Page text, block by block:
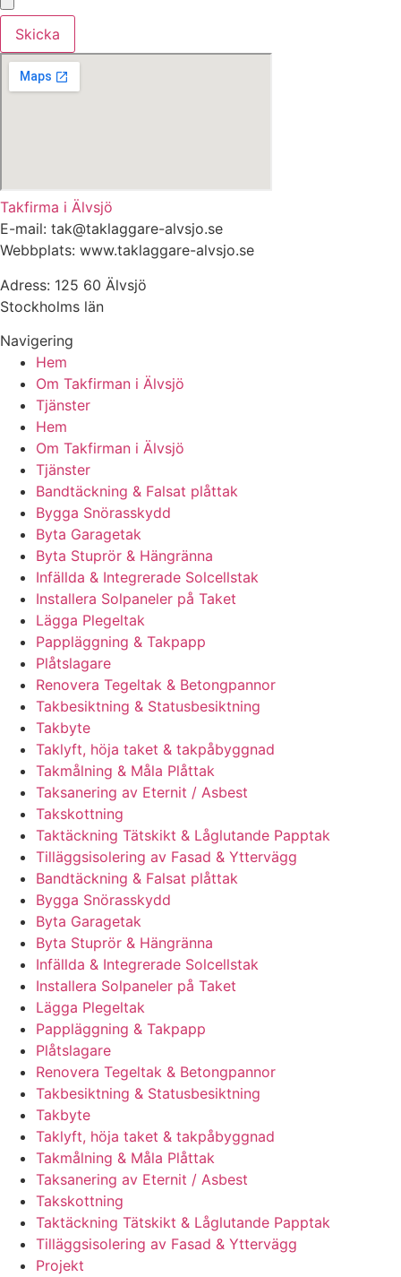
Skicka
Takfirma i Älvsjö
E-mail: tak@taklaggare-alvsjo.se
Webbplats: www.taklaggare-alvsjo.se
Adress: 125 60 Älvsjö
Stockholms län
Navigering
Hem
Om Takfirman i Älvsjö
Tjänster
Hem
Om Takfirman i Älvsjö
Tjänster
Bandtäckning & Falsat plåttak
Bygga Snörasskydd
Byta Garagetak
Byta Stuprör & Hängränna
Infällda & Integrerade Solcellstak
Installera Solpaneler på Taket
Lägga Plegeltak
Pappläggning & Takpapp
Plåtslagare
Renovera Tegeltak & Betongpannor
Takbesiktning & Statusbesiktning
Takbyte
Taklyft, höja taket & takpåbyggnad
Takmålning & Måla Plåttak
Taksanering av Eternit / Asbest
Takskottning
Taktäckning Tätskikt & Låglutande Papptak
Tilläggsisolering av Fasad & Yttervägg
Bandtäckning & Falsat plåttak
Bygga Snörasskydd
Byta Garagetak
Byta Stuprör & Hängränna
Infällda & Integrerade Solcellstak
Installera Solpaneler på Taket
Lägga Plegeltak
Pappläggning & Takpapp
Plåtslagare
Renovera Tegeltak & Betongpannor
Takbesiktning & Statusbesiktning
Takbyte
Taklyft, höja taket & takpåbyggnad
Takmålning & Måla Plåttak
Taksanering av Eternit / Asbest
Takskottning
Taktäckning Tätskikt & Låglutande Papptak
Tilläggsisolering av Fasad & Yttervägg
Projekt